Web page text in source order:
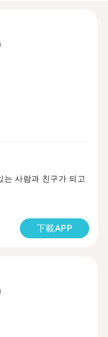
는 사람과 친구가 되고
下載APP